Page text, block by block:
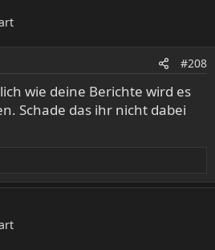
#208
wie deine Berichte wird es
Schade das ihr nicht dabei